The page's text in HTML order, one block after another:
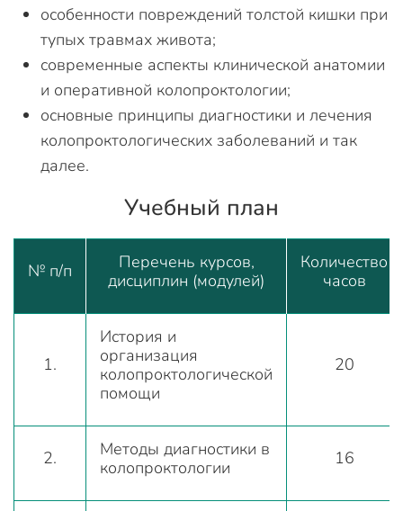
особенности повреждений толстой кишки при
тупых травмах живота;
современные аспекты клинической анатомии
и оперативной колопроктологии;
основные принципы диагностики и лечения
колопроктологических заболеваний и так
далее.
Учебный план
№ п/п
Перечень курсов,
дисциплин (модулей)
Количество
часов
1.
История и
организация
колопроктологической
помощи
20
2.
Методы диагностики в
колопроктологии
16